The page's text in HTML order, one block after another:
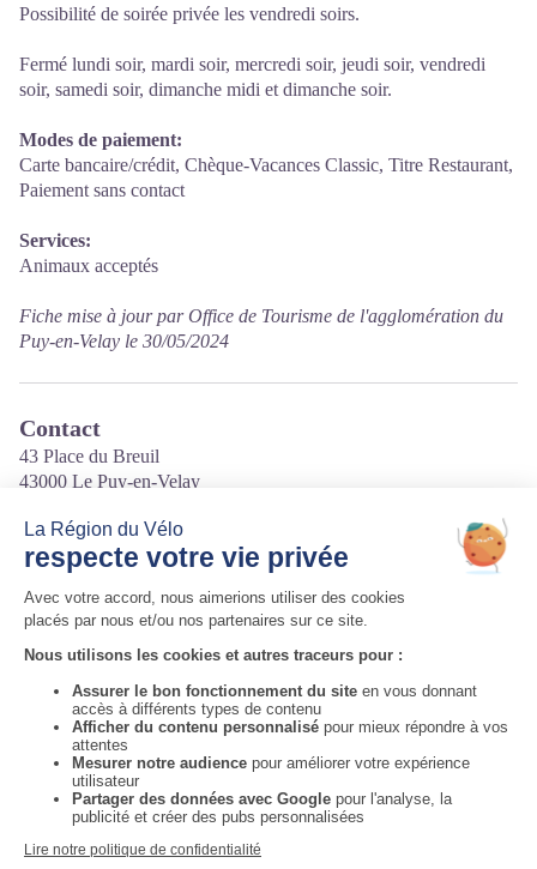
Possibilité de soirée privée les vendredi soirs.
Fermé lundi soir, mardi soir, mercredi soir, jeudi soir, vendredi
soir, samedi soir, dimanche midi et dimanche soir.
Modes de paiement:
Carte bancaire/crédit, Chèque-Vacances Classic, Titre Restaurant,
Paiement sans contact
Services:
Animaux acceptés
Fiche mise à jour par Office de Tourisme de l'agglomération du
Puy-en-Velay le 30/05/2024
Contact
43 Place du Breuil
43000 Le Puy-en-Velay
Courriel:
bertrand.breyton@gmail.com
Site internet:
https://www.lanicien.fr/
Auvergne-Rhône-Alpes Tourisme